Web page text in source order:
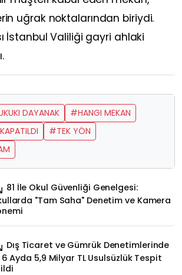
uğrak noktalarından biriydi.
İstanbul Valiliği gayri ahlaki
DAYANAK
#HANGI MEKAN
#TEK YÖN
81 İle Okul Güvenliği Genelgesi:
"Tam Saha" Denetim ve Kamera
Dış Ticaret ve Gümrük Denetimlerinde
6 Ayda 5,9 Milyar TL Usulsüzlük Tespit